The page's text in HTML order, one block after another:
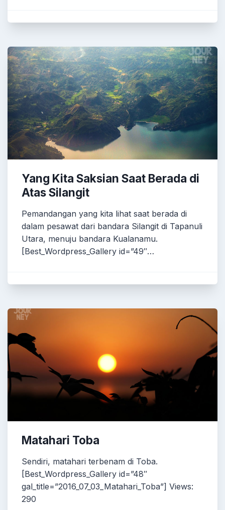
Yang Kita Saksian Saat Berada di
Atas Silangit
Pemandangan yang kita lihat saat berada di
dalam pesawat dari bandara Silangit di Tapanuli
Utara, menuju bandara Kualanamu.
[Best_Wordpress_Gallery id=”49″…
Matahari Toba
Sendiri, matahari terbenam di Toba.
[Best_Wordpress_Gallery id=”48″
gal_title=”2016_07_03_Matahari_Toba”] Views:
290